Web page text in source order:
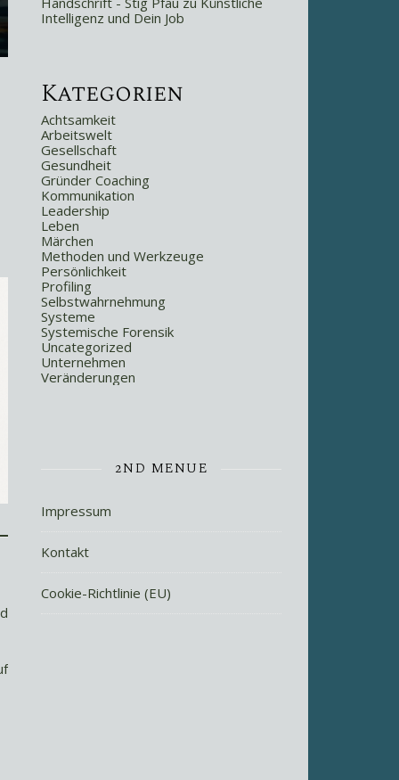
Intelligenz und Dein Job
Kategorien
Achtsamkeit
Arbeitswelt
Gesellschaft
Gesundheit
Gründer Coaching
Kommunikation
Leadership
Leben
Märchen
Methoden und Werkzeuge
Persönlichkeit
Profiling
Selbstwahrnehmung
Systeme
Systemische Forensik
Uncategorized
Unternehmen
Veränderungen
2ND MENUE
Impressum
Kontakt
Cookie-Richtlinie (EU)